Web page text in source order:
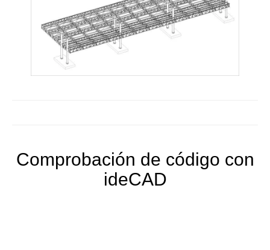
Comprobación de código con
ideCAD